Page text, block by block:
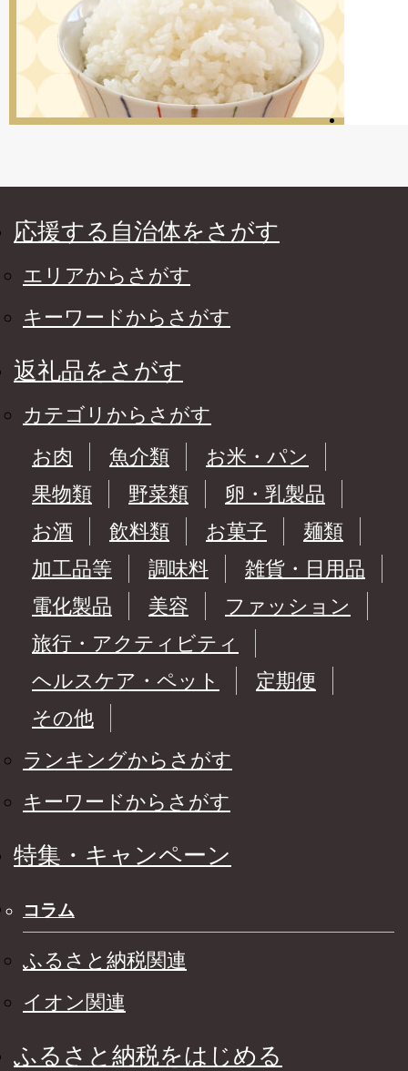
応援する自治体をさがす
エリアからさがす
キーワードからさがす
返礼品をさがす
カテゴリからさがす
お肉
魚介類
お米・パン
果物類
野菜類
卵・乳製品
お酒
飲料類 お菓子
麺類
加工品等
調味料
雑貨・日用品
電化製品
美容
ファッション
旅行・アクティビティ
ヘルスケア・ペット
定期便
その他
ランキングからさがす
キーワードからさがす
特集・キャンペーン
コラム
ふるさと納税関連
イオン関連
ふるさと納税をはじめる